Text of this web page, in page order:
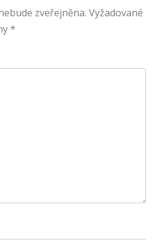
zveřejněna. Vyžadované
*